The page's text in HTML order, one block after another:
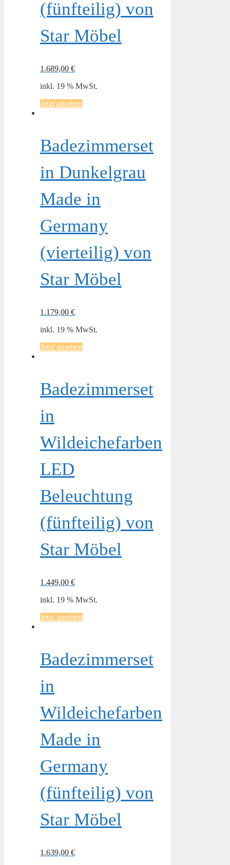
(fünfteilig) von
Star Möbel
1.689,00 €
inkl. 19 % MwSt.
Jetzt ansehen
Badezimmerset
in Dunkelgrau
Made in
Germany
(vierteilig) von
Star Möbel
1.179,00 €
inkl. 19 % MwSt.
Jetzt ansehen
Badezimmerset
in
Wildeichefarben
LED
Beleuchtung
(fünfteilig) von
Star Möbel
1.449,00 €
inkl. 19 % MwSt.
Jetzt ansehen
Badezimmerset
in
Wildeichefarben
Made in
Germany
(fünfteilig) von
Star Möbel
1.639,00 €